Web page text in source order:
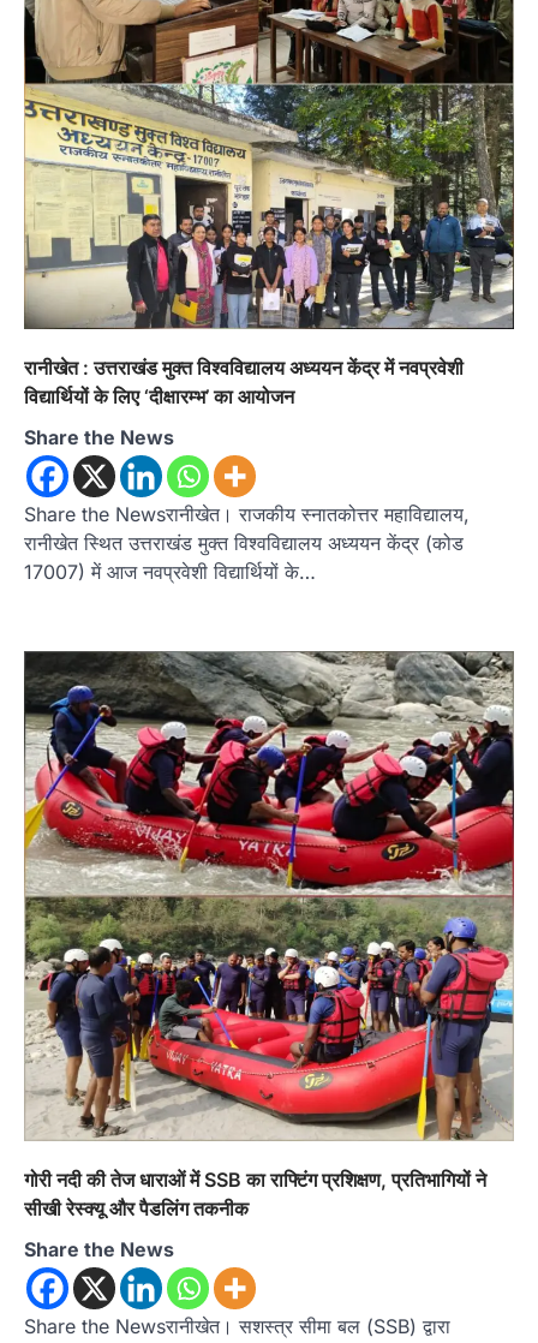
रानीखेत : उत्तराखंड मुक्त विश्वविद्यालय अध्ययन केंद्र में नवप्रवेशी
विद्यार्थियों के लिए ‘दीक्षारम्भ’ का आयोजन
Share the News
Share the Newsरानीखेत। राजकीय स्नातकोत्तर महाविद्यालय,
रानीखेत स्थित उत्तराखंड मुक्त विश्वविद्यालय अध्ययन केंद्र (कोड
17007) में आज नवप्रवेशी विद्यार्थियों के…
गोरी नदी की तेज धाराओं में SSB का राफ्टिंग प्रशिक्षण, प्रतिभागियों ने
सीखी रेस्क्यू और पैडलिंग तकनीक
Share the News
Share the Newsरानीखेत। सशस्त्र सीमा बल (SSB) द्वारा
अल्मोड़ा उत्तराखण्ड कुमाऊं ख़बरें
पोस्टर प्रतियोगिता में दिखी राष्ट्रभक्ति और
विकसित भारत@2047 की झलक, 40
छात्र-छात्राओं ने लिया भाग
August 10, 2026
रानीखेत। अखिल भारतीय शिक्षा समागम 2026 एवं भारत
सरकार के ‘हर घर तिरंगा’ अभियान के…
अल्मोड़ा उत्तराखण्ड
केडी बेलवाल चैरिटेबल ट्रस्ट वॉलीबॉल टूर्नामेंट
का फाइनल , वीरशिवा और सिटी मोंटेसरी स्कूल